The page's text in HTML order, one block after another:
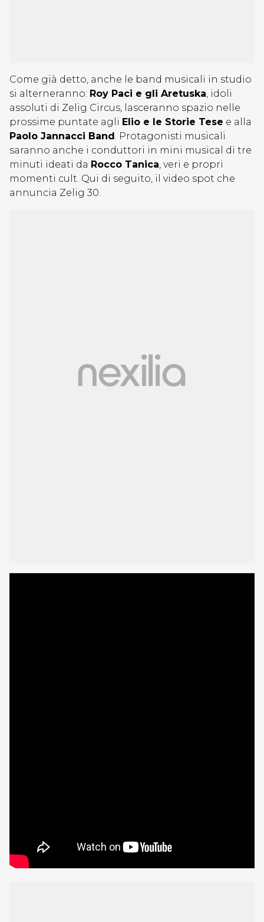
Come già detto, anche le band musicali in studio
si alterneranno: Roy Paci e gli Aretuska, idoli
assoluti di Zelig Circus, lasceranno spazio nelle
prossime puntate agli Elio e le Storie Tese e alla
Paolo Jannacci Band. Protagonisti musicali
saranno anche i conduttori in mini musical di tre
minuti ideati da Rocco Tanica, veri e propri
momenti cult. Qui di seguito, il video spot che
annuncia Zelig 30.